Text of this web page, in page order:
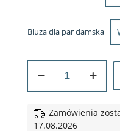
Bluza dla par damska
BLUZY
PRAWIE
ŻONA/MĄŻ
Zamówienia
17.08.2026